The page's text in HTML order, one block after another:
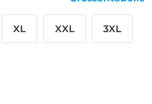
XL XXL 3XL